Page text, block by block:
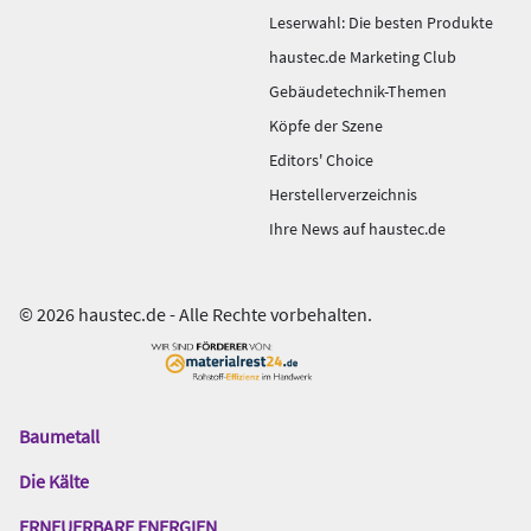
Leserwahl: Die besten Produkte
haustec.de Marketing Club
Gebäudetechnik-Themen
Köpfe der Szene
Editors' Choice
Herstellerverzeichnis
Ihre News auf haustec.de
© 2026 haustec.de - Alle Rechte vorbehalten.
Das
Gentner
Baumetall
Die Kälte